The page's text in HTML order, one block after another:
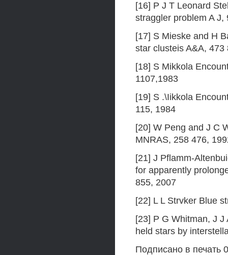
[16] P J T Leonard
straggler problem A J,
[17] S Mieske and H
star clusteis A&A, 473
[18] S Mikkola
1107,1983
[19] S .\Iikkola
115, 1984
[20] W Peng and J C
MNRAS, 258 476,
[21] J Pflamm-
for apparently
855, 2007
[22] L L Strvker Blue
[23] P G Whitman, J
held stars by
Подписано в печать